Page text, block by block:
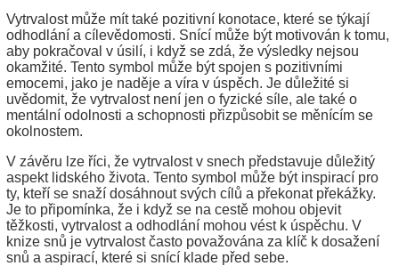
Vytrvalost může mít také pozitivní konotace, které se týkají
odhodlání a cílevědomosti. Snící může být motivován k tomu,
aby pokračoval v úsilí, i když se zdá, že výsledky nejsou
okamžité. Tento symbol může být spojen s pozitivními
emocemi, jako je naděje a víra v úspěch. Je důležité si
uvědomit, že vytrvalost není jen o fyzické síle, ale také o
mentální odolnosti a schopnosti přizpůsobit se měnícím se
okolnostem.
V závěru lze říci, že vytrvalost v snech představuje důležitý
aspekt lidského života. Tento symbol může být inspirací pro
ty, kteří se snaží dosáhnout svých cílů a překonat překážky.
Je to připomínka, že i když se na cestě mohou objevit
těžkosti, vytrvalost a odhodlání mohou vést k úspěchu. V
knize snů je vytrvalost často považována za klíč k dosažení
snů a aspirací, které si snící klade před sebe.